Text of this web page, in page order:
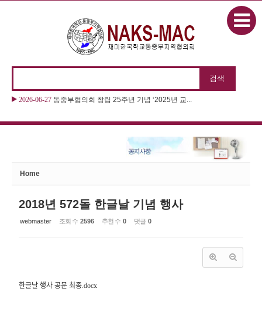
2026-06-27 동중부협의회 창립 25주년 기념 ‘2025년 교...
Home
2018년 572돌 한글날 기념 행사
webmaster 조회 수 2596 추천 수 0 댓글 0
한글날 행사 공문 최종.docx
Sketchbook5, 스케치북5
Sketchbook5, 스케치북5